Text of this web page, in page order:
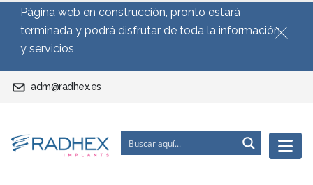
Página web en construcción, pronto estará
terminada y podrá disfrutar de toda la información
y servicios
adm@radhex.es